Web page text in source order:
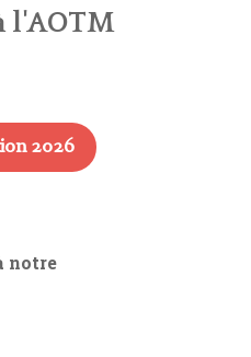
l'AOTM
2026
notre